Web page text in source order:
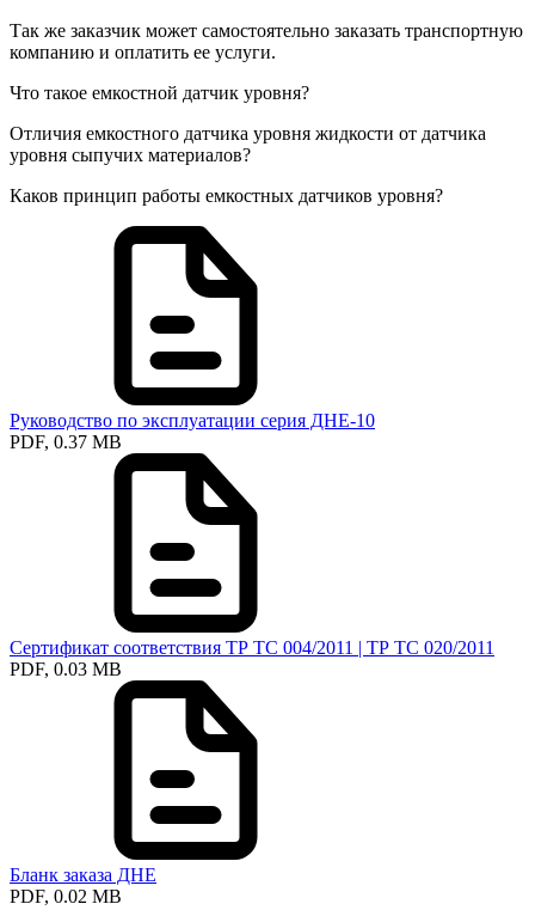
Так же заказчик может самостоятельно заказать транспортную
компанию и оплатить ее услуги.
Что такое емкостной датчик уровня?
Отличия емкостного датчика уровня жидкости от датчика
уровня сыпучих материалов?
Каков принцип работы емкостных датчиков уровня?
Руководство по эксплуатации серия ДНЕ-10
PDF, 0.37 MB
Сертификат соответствия ТР ТС 004/2011 | ТР ТС 020/2011
PDF, 0.03 MB
Бланк заказа ДНЕ
PDF, 0.02 MB